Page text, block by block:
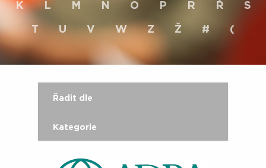
K L M N O P R Ř S
T U V W Z Ž # (
Řadit dle
Kategorie